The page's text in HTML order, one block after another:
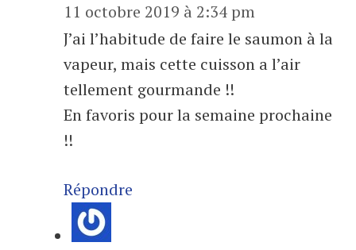
11 octobre 2019 à 2:34 pm
J’ai l’habitude de faire le saumon à la
vapeur, mais cette cuisson a l’air
tellement gourmande !!
En favoris pour la semaine prochaine
!!
Répondre